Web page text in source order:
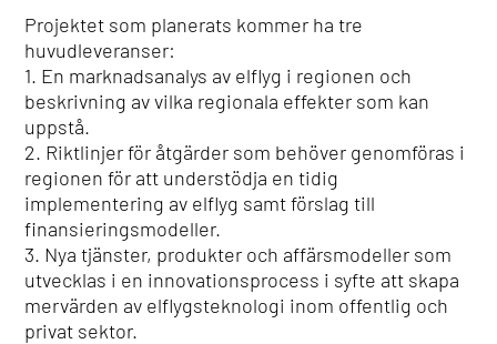
Projektet som planerats kommer ha tre
huvudleveranser:
1. En marknadsanalys av elflyg i regionen och
beskrivning av vilka regionala effekter som kan
uppstå.
2. Riktlinjer för åtgärder som behöver genomföras i
regionen för att understödja en tidig
implementering av elflyg samt förslag till
finansieringsmodeller.
3. Nya tjänster, produkter och affärsmodeller som
utvecklas i en innovationsprocess i syfte att skapa
mervärden av elflygsteknologi inom offentlig och
privat sektor.